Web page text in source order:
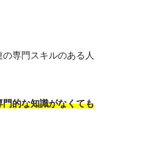
専門スキルのある人
的な知識がなくても